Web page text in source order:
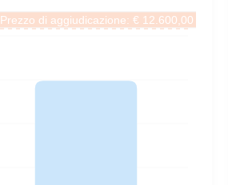
Prezzo di aggiudicazione: € 12.600,00